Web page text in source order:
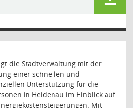
die Stadtverwaltung mit der
einer schnellen und
Unterstützung für die
in Heidenau im Hinblick auf
Mit